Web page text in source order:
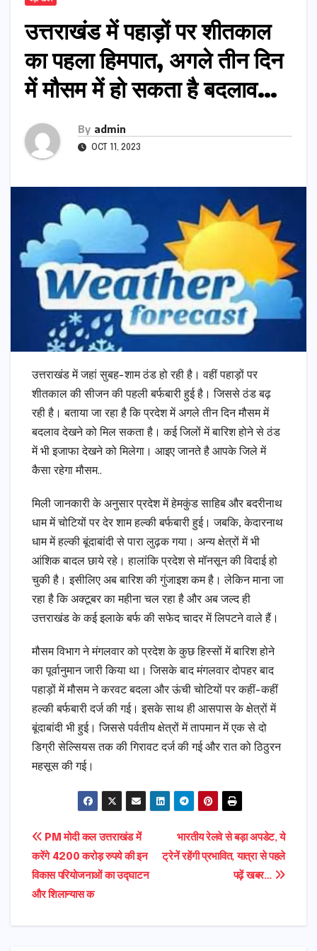
उत्तराखंड में पहाड़ों पर शीतकाल
का पहला हिमपात, अगले तीन दिन
में मौसम में हो सकता है बदलाव…
By admin
OCT 11, 2023
उत्तराखंड में जहां सुबह-शाम ठंड हो रही है। वहीं पहाड़ों पर
शीतकाल की सीजन की पहली बर्फबारी हुई है। जिससे ठंड बढ़
रही है। बताया जा रहा है कि प्रदेश में अगले तीन दिन मौसम में
बदलाव देखने को मिल सकता है। कई जिलों में बारिश होने से ठंड
में भी इजाफा देखने को मिलेगा। आइए जानते है आपके जिले में
कैसा रहेगा मौसम..
मिली जानकारी के अनुसार प्रदेश में हेमकुंड साहिब और बदरीनाथ
धाम में चोटियों पर देर शाम हल्की बर्फबारी हुई। जबकि, केदारनाथ
धाम में हल्की बूंदाबांदी से पारा लुढ़क गया। अन्य क्षेत्रों में भी
आंशिक बादल छाये रहे। हालांकि प्रदेश से मॉनसून की विदाई हो
चुकी है। इसीलिए अब बारिश की गुंजाइश कम है। लेकिन माना जा
रहा है कि अक्टूबर का महीना चल रहा है और अब जल्द ही
उत्तराखंड के कई इलाके बर्फ की सफेद चादर में लिपटने वाले हैं।
मौसम विभाग ने मंगलवार को प्रदेश के कुछ हिस्सों में बारिश होने
का पूर्वानुमान जारी किया था। जिसके बाद मंगलवार दोपहर बाद
पहाड़ों में मौसम ने करवट बदला और ऊंची चोटियों पर कहीं-कहीं
हल्की बर्फबारी दर्ज की गई। इसके साथ ही आसपास के क्षेत्रों में
बूंदाबांदी भी हुई। जिससे पर्वतीय क्षेत्रों में तापमान में एक से दो
डिग्री सेल्सियस तक की गिरावट दर्ज की गई और रात को ठिठुरन
महसूस की गई।
Post
navigation
भारतीय रेलवे से बड़ा अपडेट, ये
ट्रेनें रहेंगी प्रभावित, यात्रा से पहले
पढ़ें खबर…
PM मोदी कल उत्तराखंड में
करेंगे 4200 करोड़ रुपये की इन
विकास परियोजनाओं का उद्घाटन
और शिलान्यास क